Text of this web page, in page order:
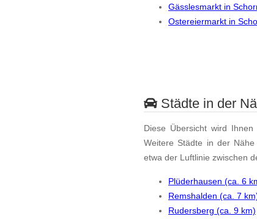
Gässlesmarkt in
Ostereiermarkt in
Städte in der
Diese Übersicht wird
Weitere Städte in der Nähe
etwa der Luftlinie zwischen
Plüderhausen (ca. 6
Remshalden (ca. 7
Rudersberg (ca. 9 km)